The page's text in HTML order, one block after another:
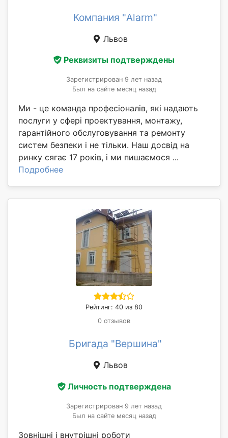
Компания "Alarm"
Львов
Реквизиты подтверждены
Зарегистрирован 9 лет назад
Был на сайте месяц назад
Ми - це команда професіоналів, які надають
послуги у сфері проектування, монтажу,
гарантійного обслуговування та ремонту
систем безпеки і не тільки. Наш досвід на
ринку сягає 17 років, і ми пишаємося ...
Подробнее
Рейтинг: 40 из 80
0 отзывов
Бригада "Вершина"
Львов
Личность подтверждена
Зарегистрирован 9 лет назад
Был на сайте месяц назад
Зовнішні і внутрішні роботи